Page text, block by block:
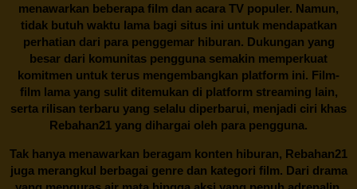
menawarkan beberapa film dan acara TV populer. Namun,
tidak butuh waktu lama bagi situs ini untuk mendapatkan
perhatian dari para penggemar hiburan. Dukungan yang
besar dari komunitas pengguna semakin memperkuat
komitmen untuk terus mengembangkan platform ini. Film-
film lama yang sulit ditemukan di platform streaming lain,
serta rilisan terbaru yang selalu diperbarui, menjadi ciri khas
Rebahan21 yang dihargai oleh para pengguna.
Tak hanya menawarkan beragam konten hiburan, Rebahan21
juga merangkul berbagai genre dan kategori film. Dari drama